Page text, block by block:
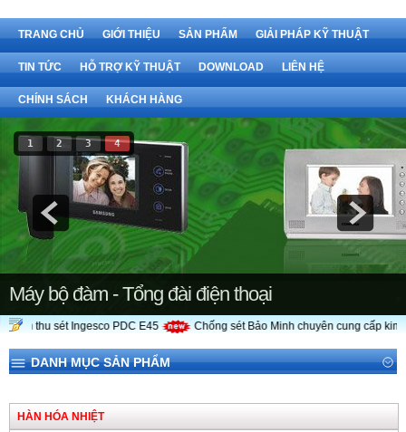
TRANG CHỦ GIỚI THIỆU SẢN PHẨM GIẢI PHÁP KỸ THUẬT
TIN TỨC HỖ TRỢ KỸ THUẬT DOWNLOAD LIÊN HỆ
CHÍNH SÁCH KHÁCH HÀNG
1 2 3 4
Máy bộ đàm - Tổng đài điện thoại
Kim thu sét Ingesco PDC E45 Chống sét Bảo Minh chuyên cung cấp kim
DANH MỤC SẢN PHẨM
HÀN HÓA NHIỆT